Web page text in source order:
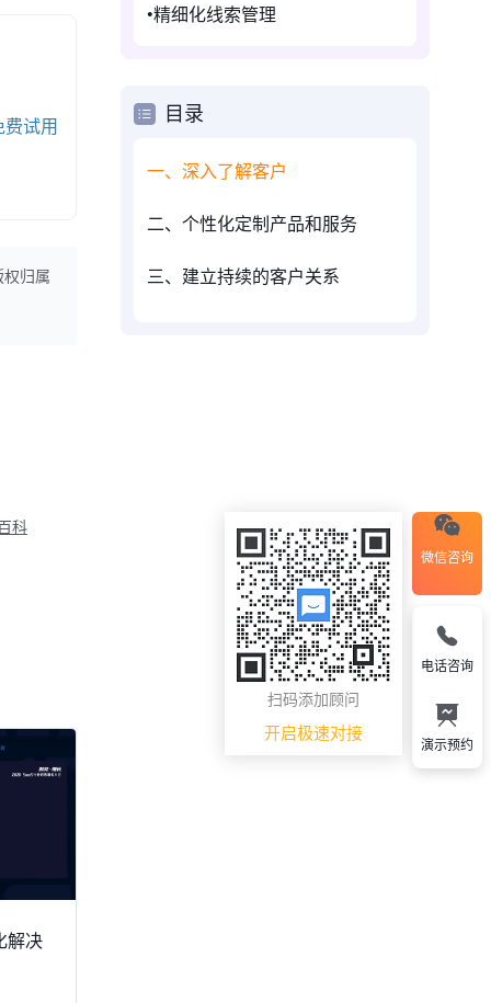
费试用
权归属
科
解决
精细化线索管理
目录
一、深入了解客户
二、个性化定制产品和服务
三、建立持续的客户关系
微信咨询
扫码添加顾问
开启极速对接
电话咨询
演示预约